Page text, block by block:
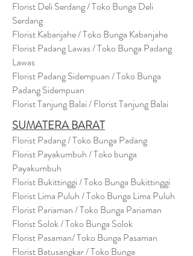
Florist Deli Serdang / Toko Bunga Deli
Serdang
Florist Kabanjahe / Toko Bunga Kabanjahe
Florist Padang Lawas / Toko Bunga Padang
Lawas
Florist Padang Sidempuan / Toko Bunga
Padang Sidempuan
Florist Tanjung Balai / Florist Tanjung Balai
SUMATERA BARAT
Florist Padang / Toko Bunga Padang
Florist Payakumbuh / Toko bunga
Payakumbuh
Florist Bukittinggi / Toko Bunga Bukittinggi
Florist Lima Puluh / Toko Bunga Lima Puluh
Florist Pariaman / Toko Bunga Pariaman
Florist Solok / Toko Bunga Solok
Florist Pasaman/ Toko Bunga Pasaman
Florist Batusangkar / Toko Bunga